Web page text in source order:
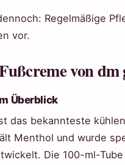
Regelmäßige
vor.
von dm
Überblick
das bekannteste
Menthol und wurde
Die 100-ml-